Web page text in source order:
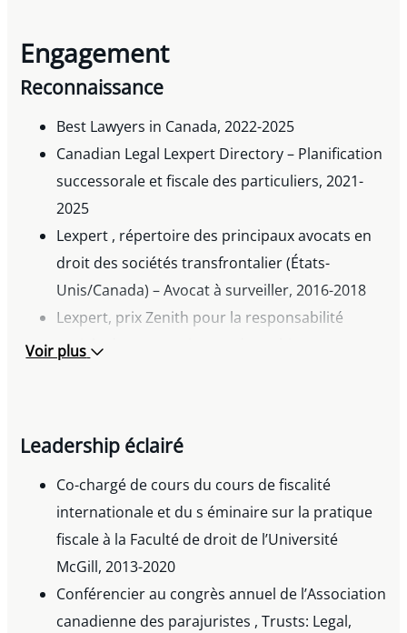
Engagement
Reconnaissance
Best Lawyers in Canada, 2022-2025
Canadian Legal Lexpert Directory – Planification
successorale et fiscale des particuliers, 2021-
2025
Lexpert , répertoire des principaux avocats en
droit des sociétés transfrontalier (États-
Unis/Canada) – Avocat à surveiller, 2016-2018
Lexpert, prix Zenith pour la responsabilité
sociale des entreprises et des cabinets
Voir plus
Leadership éclairé
Co-chargé de cours du cours de fiscalité
internationale et du s éminaire sur la pratique
fiscale à la Faculté de droit de l’Université
McGill, 2013-2020
Conférencier au congrès annuel de l’Association
canadienne des parajuristes , Trusts: Legal,